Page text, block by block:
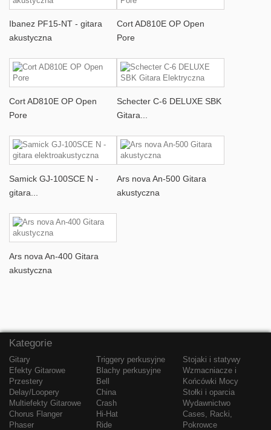
Ibanez PF15-NT - gitara
akustyczna
Cort AD810E OP Open
Pore
Cort AD810E OP Open
Pore
Schecter C-6 DELUXE SBK
Gitara...
Samick GJ-100SCE N -
gitara...
Ars nova An-500 Gitara
akustyczna
Ars nova An-400 Gitara
akustyczna
Kategorie
Gitary
Efekty Gitarowe
Przestery
Delay/Loopery
Multiefekty Gitarowe
Chorus Flanger
Phaser
Triggery perkusyjne
Blachy perkusyjne
Bell
China
Crash
Hi-Hat
Ride
Stojaki i statywy
Wzmacniacze i
Końcówki Mocy
Stołki i oparcia
Wydawnictwo
Cases, Racki,
Pokrowce